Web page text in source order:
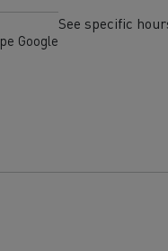
Google
See specific